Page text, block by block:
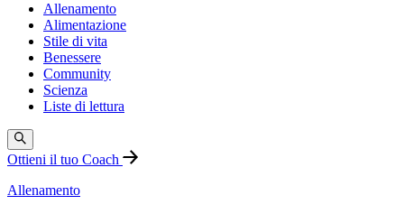
Allenamento
Alimentazione
Stile di vita
Benessere
Community
Scienza
Liste di lettura
Ottieni il tuo Coach
Allenamento